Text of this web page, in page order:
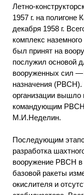
Летно-
1957 г. на
декабря 1958 г.
комплекс
был принят на
послужил основой
вооруженных сил —
назначения (РВСН).
организации вышло
командующим РВСН
М.И.Неделин.
Последующим
разработка
вооружение РВСН в
базовой ракеты
окислителя и